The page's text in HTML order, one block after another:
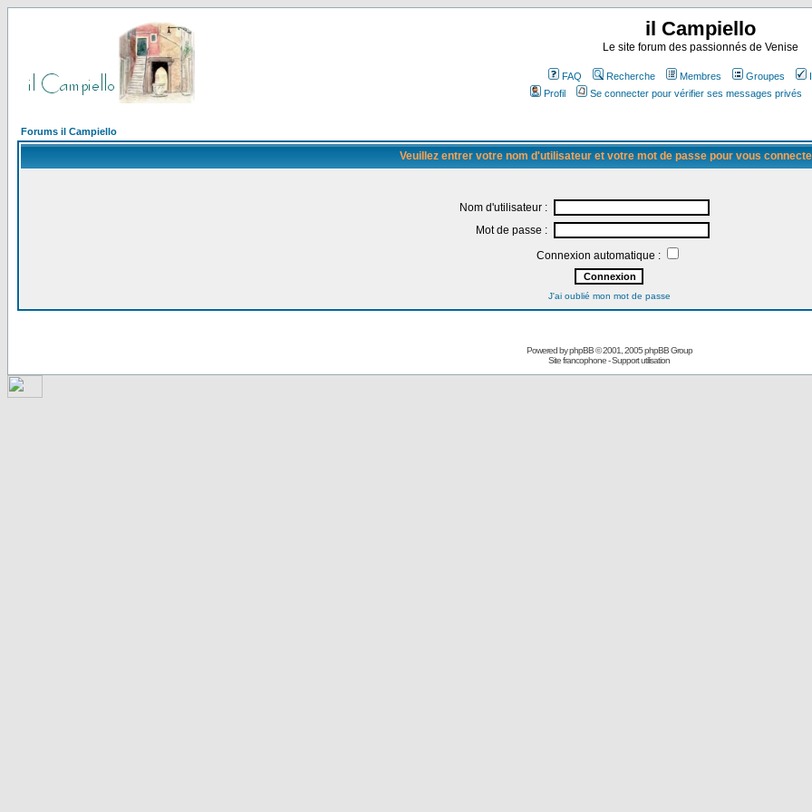
il Campiello
Le site forum des passionnés de Venise
FAQ Recherche Membres Groupes
Profil
Se connecter pour vérifier ses messages privés
Forums il Campiello
Veuillez entrer votre nom d'utilisateur et votre mot de passe pour vous
Nom d'utilisateur :
Mot de passe :
Connexion automatique :
J'ai oublié mon mot de passe
Powered byphpBB© 2001, 2005 phpBB Group
Site francophone-Support utilisation